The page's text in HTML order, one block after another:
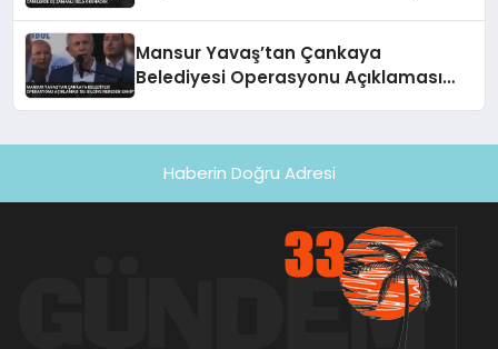
Mansur Yavaş’tan Çankaya
Belediyesi Operasyonu Açıklaması
Haberin Doğru Adresi